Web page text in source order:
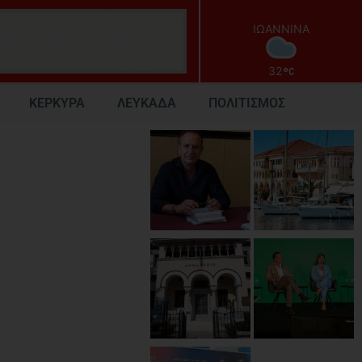
ΙΩΑΝΝΙΝΑ
32
ΚΕΡΚΥΡΑ ΛΕΥΚΑΔΑ ΠΟΛΙΤΙΣΜΟΣ